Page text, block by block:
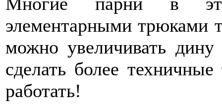
элементарными трюками
можно увеличивать
сделать более
работать!